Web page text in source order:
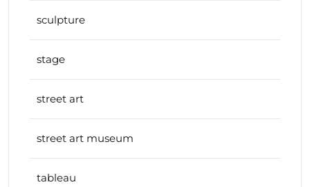
sculpture
stage
street art
street art museum
tableau